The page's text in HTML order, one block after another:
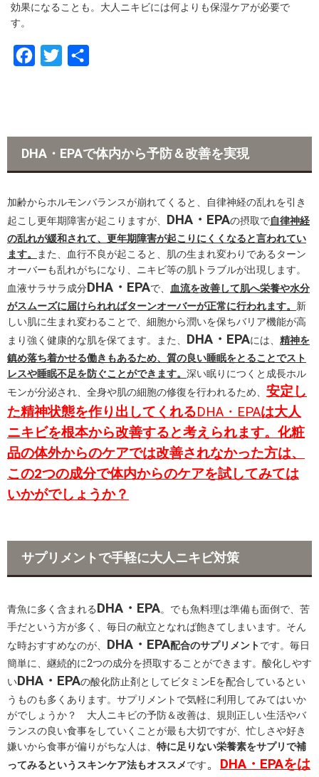
効果になることも。大人ニキビには何よりも保湿ケアが必要で
す。
b
o
k
t
e
DHA・EPAで体内から予防＆改善を実現
加齢からホルモンバランスが崩れてくると、自律神経の乱れを引き
起こし更年期障害が起こりますが、 DHA・EPAの摂取で自律神経
の乱れが緩和されて、更年期障害が起こりにくくなると言われてい
ます。
また、血行不良が起こると、肌の生まれ変わりであるターン
オーバーも乱れがちになり、ニキビ等の肌トラブルが出現します。
血液サラサラ成分DHA・EPAで、
血流を改善して肌へ栄養や水分
がスムーズに届けられればターンオーバーが正常に行われます。 新
しい肌に生まれ変わることで、細胞から潤いを保ちバリア機能が高
まり強く健康的な肌を保てます。また、 DHA・EPAには、 精神を
鎮め落ち着かせる働きもあるため、質の良い睡眠をとることでスト
レスや睡眠不足を防ぐことができます。 深い眠りにつくと成長ホル
モンが分泌され、全身や肌の細胞の修復を行われるため、 安定し
た精神状態を作り出してくれるDHA・EPAは大人
ニキビを根本から改善すると考えられます。化粧
品の体外からのケアでは改善されなかった方は、
この2つの成分で体内からのケアを試してみては
いかがでしょうか？
サプリメントで手軽に大人ニキビ対策
青魚に多く含まれるDHA・EPA。でも魚料理は準備も面倒で、苦
手だという方が多く、毎日の献立となれば飽きてしまいます。そん
な時おすすめなのが、 DHA・EPA配合のサプリメントです。毎日
簡単に、継続的に2つの成分を摂取することができます。酸化しやす
いDHA・EPAの酸化防止剤としてビタミンEを配合しているとい
うものも多くあります。サプリメントで気軽に利用してみてはいか
がでしょうか？ 大人ニキビの予防＆改善は、規則正しい生活やバ
ランスの良い食事をしていくことが最も大切ですが、忙しさや好き
嫌いから食事が偏りがちな人は、 特に足りない栄養素をサプリで補
ってみるというスキンケア法もオススメです。 DHA・EPAをは